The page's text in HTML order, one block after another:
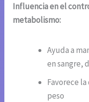
Influencia en el
metabolismo:
Ayuda a
en sangre,
Favorece
peso